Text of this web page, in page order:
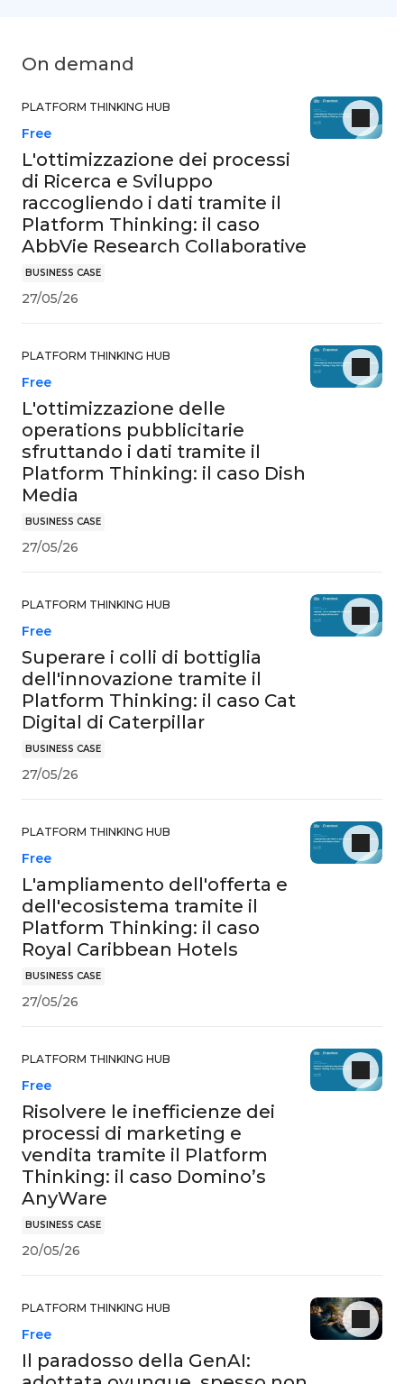
On demand
PLATFORM THINKING HUB
BUSINESS CASE
L'ottimizzazione dei processi
di Ricerca e Sviluppo
raccogliendo i dati tramite il
Platform Thinking: il caso
AbbVie Research Collaborative
Free
27/05/26
PLATFORM THINKING HUB
BUSINESS CASE
L'ottimizzazione delle
operations pubblicitarie
sfruttando i dati tramite il
Platform Thinking: il caso Dish
Media
Free
27/05/26
PLATFORM THINKING HUB
BUSINESS CASE
Superare i colli di bottiglia
dell'innovazione tramite il
Platform Thinking: il caso Cat
Digital di Caterpillar
Free
27/05/26
PLATFORM THINKING HUB
BUSINESS CASE
L'ampliamento dell'offerta e
dell'ecosistema tramite il
Platform Thinking: il caso
Royal Caribbean Hotels
Free
27/05/26
PLATFORM THINKING HUB
BUSINESS CASE
Risolvere le inefficienze dei
processi di marketing e
vendita tramite il Platform
Thinking: il caso Domino’s
AnyWare
Free
20/05/26
PLATFORM THINKING HUB
Il paradosso della GenAI:
Free